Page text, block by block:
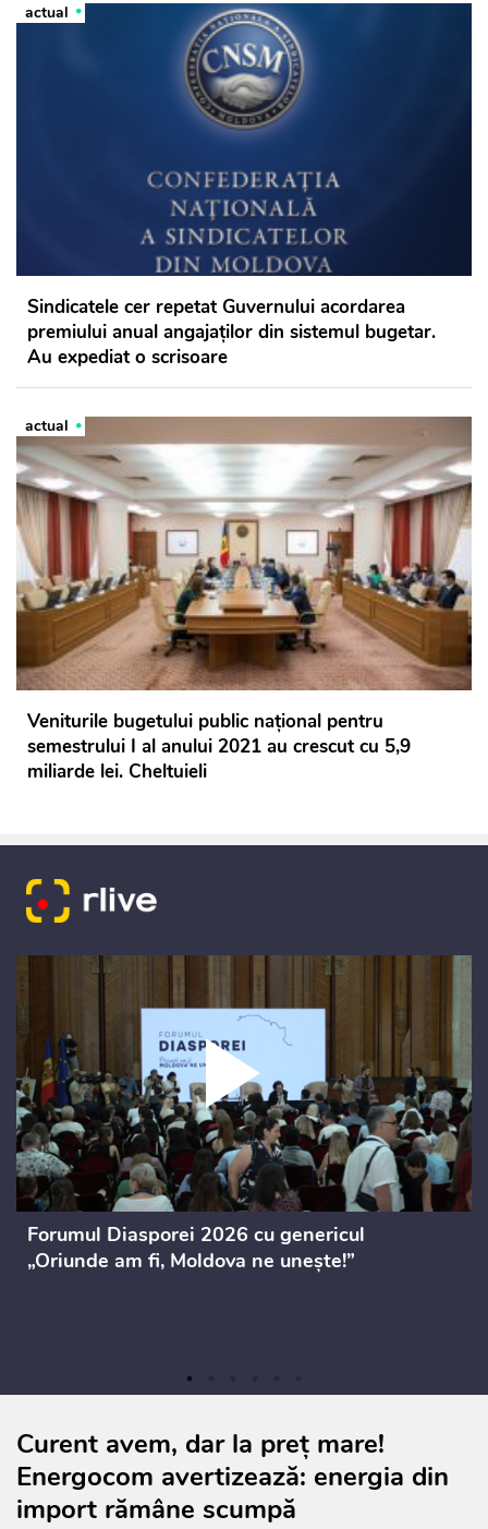
actual
Sindicatele cer repetat Guvernului acordarea
premiului anual angajaților din sistemul bugetar.
Au expediat o scrisoare
actual
Veniturile bugetului public național pentru
semestrului I al anului 2021 au crescut cu 5,9
miliarde lei. Cheltuieli
Forumul Diasporei 2026 cu genericul
„Oriunde am fi, Moldova ne unește!”
Curent avem, dar la preț mare!
Energocom avertizează: energia din
import rămâne scumpă